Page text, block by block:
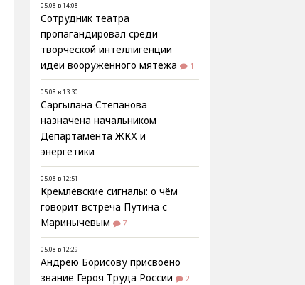
05.08 в 14:08
Сотрудник театра
пропагандировал среди
творческой интеллигенции
идеи вооруженного мятежа
1
05.08 в 13:30
Саргылана Степанова
назначена начальником
Департамента ЖКХ и
энергетики
05.08 в 12:51
Кремлёвские сигналы: о чём
говорит встреча Путина с
Маринычевым
7
05.08 в 12:29
Андрею Борисову присвоено
звание Героя Труда России
2